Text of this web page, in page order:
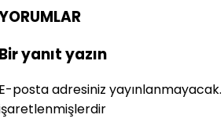
yanıt yazın
posta adresiniz yayınlanmayacak.